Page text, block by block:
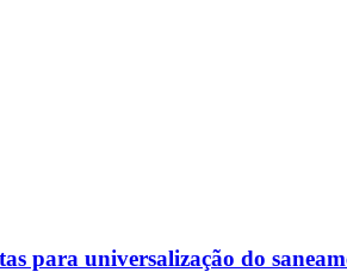
para universalização do